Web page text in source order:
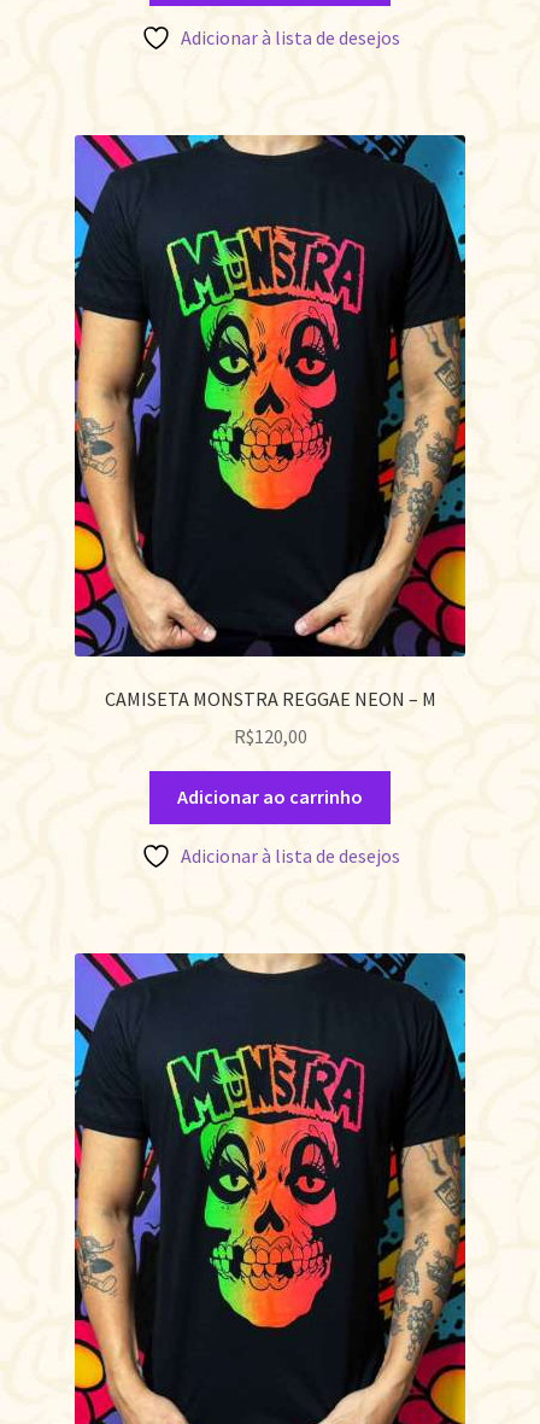
Adicionar à lista de desejos
CAMISETA MONSTRA REGGAE NEON – M
R$120,00
Adicionar ao carrinho
Adicionar à lista de desejos